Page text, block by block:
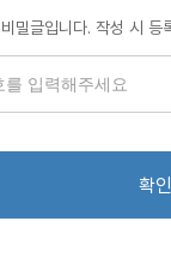
밀글입니다. 작성 시 등
확인